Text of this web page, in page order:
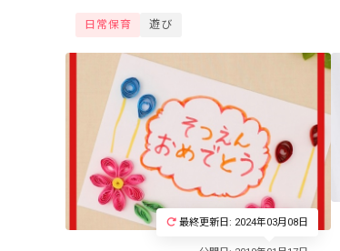
日常保育 遊び
最終更新日: 2024年03月08日